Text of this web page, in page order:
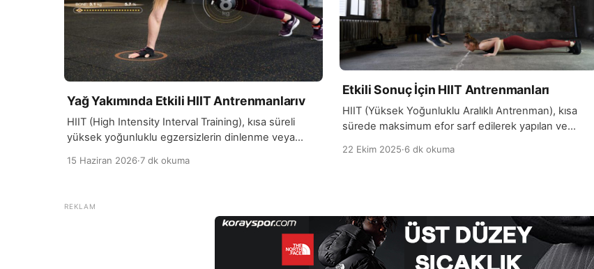
Yağ Yakımında Etkili HIIT Antrenmanlarıv
HIIT (High Intensity Interval Training), kısa süreli
yüksek yoğunluklu egzersizlerin dinlenme veya
olarak yapıldığı bir antrenman yöntemidir.…
15 Haziran 2026·7 dk okuma
Etkili Sonuç İçin HIIT Antrenmanları
HIIT (Yüksek Yoğunluklu Aralıklı Antrenman), kısa
sürede maksimum efor sarf edilerek yapılan ve
yöntemidir. Bu antrenman türü, yağ yakımını
oldukça avantajlıdır. HIIT antrenmanları sırasında kalp
atış hızı yüksek seviyelere […]
22 Ekim 2025·6 dk okuma